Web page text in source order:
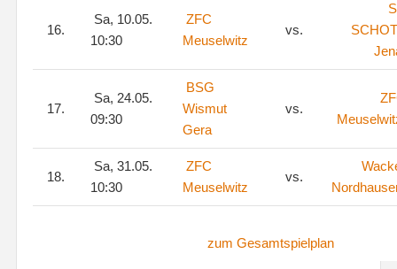
16.
Sa, 10.05.
10:30
ZFC
Meuselwitz
vs.
17.
Sa, 24.05.
09:30
BSG
Wismut
Gera
vs.
18.
Sa, 31.05.
10:30
ZFC
Meuselwitz
vs.
zum Gesamtspielplan